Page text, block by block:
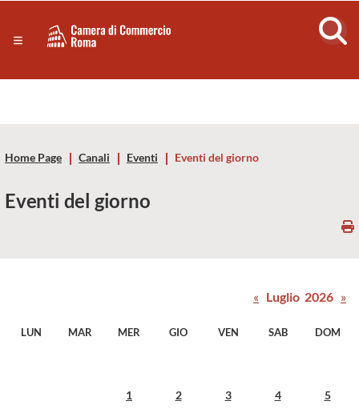
Servizi
Risorse Principali
Camera
Commercio
di
Roma
Roma
Home Page Canali Eventi Eventi del giorno
Eventi del giorno
LUN MAR MER GIO VEN SAB DOM
1 2 3 4 5
« Luglio 2026 »